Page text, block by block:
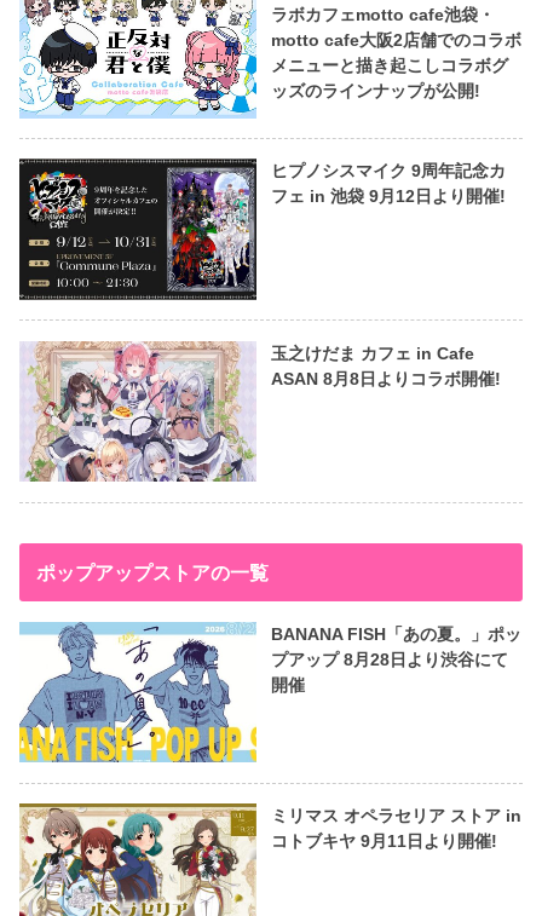
ラボカフェmotto cafe池袋・
motto cafe大阪2店舗でのコラボ
メニューと描き起こしコラボグ
ッズのラインナップが公開!
ヒプノシスマイク 9周年記念カ
フェ in 池袋 9月12日より開催!
玉之けだま カフェ in Cafe
ASAN 8月8日よりコラボ開催!
ポップアップストアの一覧
BANANA FISH「あの夏。」ポッ
プアップ 8月28日より渋谷にて
開催
ミリマス オペラセリア ストア in
コトブキヤ 9月11日より開催!